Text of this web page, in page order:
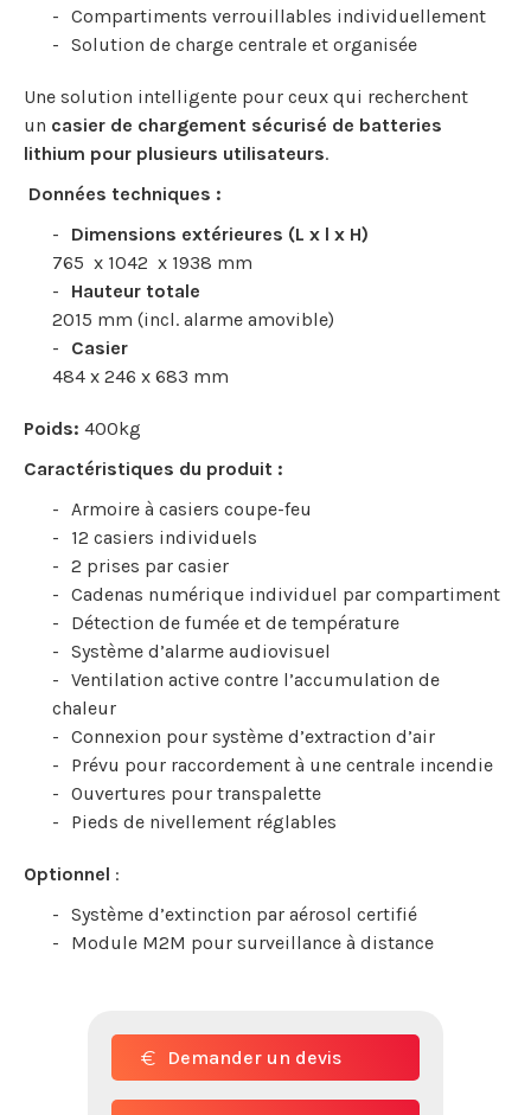
Compartiments verrouillables individuellement
Solution de charge centrale et organisée
Une solution intelligente pour ceux qui recherchent
un casier de chargement sécurisé de batteries
lithium pour plusieurs utilisateurs.
Données techniques :
Dimensions extérieures (L x l x H)
765 x 1042 x 1938 mm
Hauteur totale
2015 mm (incl. alarme amovible)
Casier
484 x 246 x 683 mm
Poids: 400kg
Caractéristiques du produit :
Armoire à casiers coupe-feu
12 casiers individuels
2 prises par casier
Cadenas numérique individuel par compartiment
Détection de fumée et de température
Système d’alarme audiovisuel
Ventilation active contre l’accumulation de
chaleur
Connexion pour système d’extraction d’air
Prévu pour raccordement à une centrale incendie
Ouvertures pour transpalette
Pieds de nivellement réglables
Optionnel :
Système d’extinction par aérosol certifié
Module M2M pour surveillance à distance
Demander un devis